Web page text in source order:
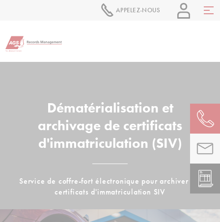
APPELEZ-NOUS
Dématérialisation et
archivage de certificats
d'immatriculation (SIV)
Service de coffre-fort électronique pour archiver les
certificats d'immatriculation SIV